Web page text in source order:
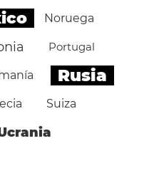
Noruega
Portugal
Rusia
Suiza